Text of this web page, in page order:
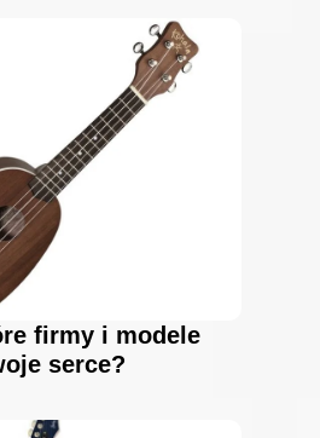
firmy i modele
serce?